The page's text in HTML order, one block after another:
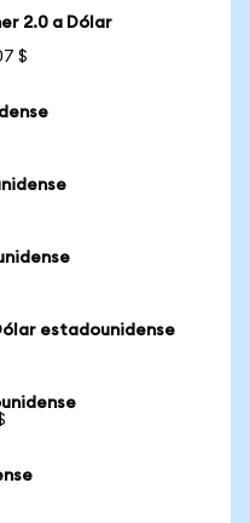
2.0 a Dólar
$
estadounidense